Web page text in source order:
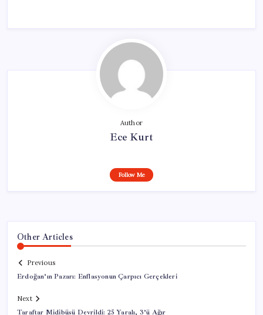
Author
Ece Kurt
Follow Me
Other Articles
Previous
Erdoğan’ın Pazarı: Enflasyonun Çarpıcı Gerçekleri
Next
Taraftar Midibüsü Devrildi: 25 Yaralı, 3’ü Ağır